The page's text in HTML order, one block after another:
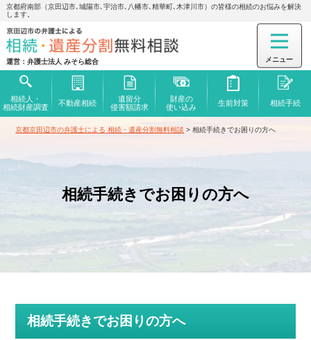
京都府南部（京田辺市､城陽市､宇治市､八幡市､精華町､木津川市）の皆様の相続のお悩みを解決
します。
運営：弁護士法人 みそら総合
相続人・
相続財産調査
不動産相続
遺留分
侵害額請求
財産の
使い込み
生前対策 相続手続
京都京田辺市の弁護士による 相続・遺産分割無料相談 >相続手続きでお困りの方へ
相続手続きでお困りの方へ
相続手続きでお困りの方へ